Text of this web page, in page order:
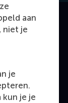
aan
niet je
je
je je